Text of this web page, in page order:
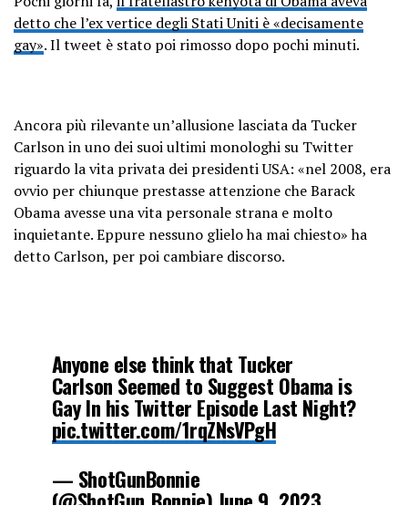
detto che l’ex vertice degli Stati Uniti è «decisamente
gay». Il tweet è stato poi rimosso dopo pochi minuti.
Ancora più rilevante un’allusione lasciata da Tucker
Carlson in uno dei suoi ultimi monologhi su Twitter
riguardo la vita privata dei presidenti USA: «nel 2008, era
ovvio per chiunque prestasse attenzione che Barack
Obama avesse una vita personale strana e molto
inquietante. Eppure nessuno glielo ha mai chiesto» ha
detto Carlson, per poi cambiare discorso.
Anyone else think that Tucker
Carlson Seemed to Suggest Obama is
Gay In his Twitter Episode Last Night?
pic.twitter.com/1rqZNsVPgH
— ShotGunBonnie
(@ShotGun_Bonnie) June 9, 2023